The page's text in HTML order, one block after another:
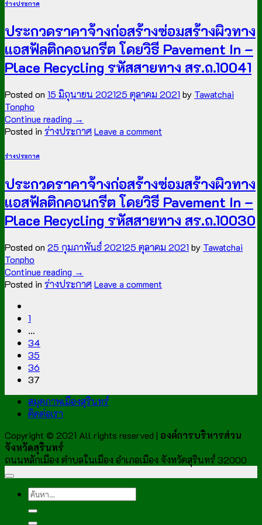
ร่างประกาศ
ประกวดราคาจ้างก่อสร้างซ่อมสร้างผิวทาง
แอสฟัลติกคอนกรีต โดยวิธี Pavement In –
Place Recycling รหัสสายทาง สร.ถ.10041
Posted on 15 มิถุนายน 202125 ตุลาคม 2021 by Tawatchai
Tonpho
Continue reading →
Posted in ร่างประกาศ Leave a comment
ร่างประกาศ
ประกวดราคาจ้างก่อสร้างซ่อมสร้างผิวทาง
แอสฟัลติกคอนกรีต โดยวิธี Pavement In –
Place Recycling รหัสสายทาง สร.ถ.10030
Posted on 25 กุมภาพันธ์ 202125 ตุลาคม 2021 by Tawatchai
Tonpho
Continue reading →
Posted in ร่างประกาศ Leave a comment
1
…
34
35
36
37
สมุดภาพเมืองสุรินทร์
ติดต่อเรา
Copyright © 2021 All rights reserved | องค์การบริหารส่วน
จังหวัดสุรินทร์
ถนนหลักเมือง ตำบลในเมือง อำเภอเมือง จังหวัดสุรินทร์ 32000